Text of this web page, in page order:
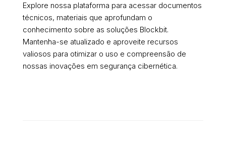
Explore nossa plataforma para acessar documentos
técnicos, materiais que aprofundam o
conhecimento sobre as soluções Blockbit.
Mantenha-se atualizado e aproveite recursos
valiosos para otimizar o uso e compreensão de
nossas inovações em segurança cibernética.